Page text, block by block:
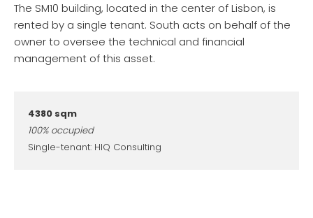
The SM10 building, located in the center of Lisbon, is
rented by a single tenant. South acts on behalf of the
owner to oversee the technical and financial
management of this asset.
4380 sqm
100% occupied
Single-tenant: HIQ Consulting